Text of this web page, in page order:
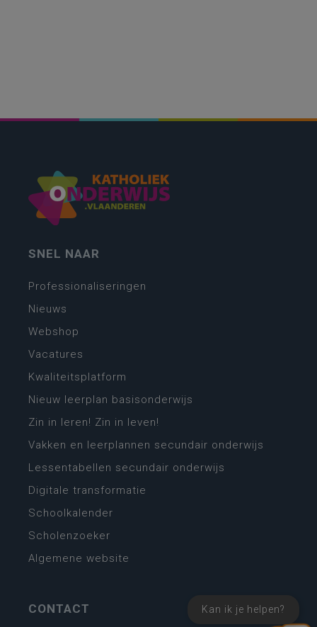
Kan ik je helpen?
SNEL NAAR
Professionaliseringen
Nieuws
Webshop
Vacatures
Kwaliteitsplatform
Nieuw leerplan basisonderwijs
Zin in leren! Zin in leven!
Vakken en leerplannen secundair onderwijs
Lessentabellen secundair onderwijs
Digitale transformatie
Schoolkalender
Scholenzoeker
Algemene website
CONTACT